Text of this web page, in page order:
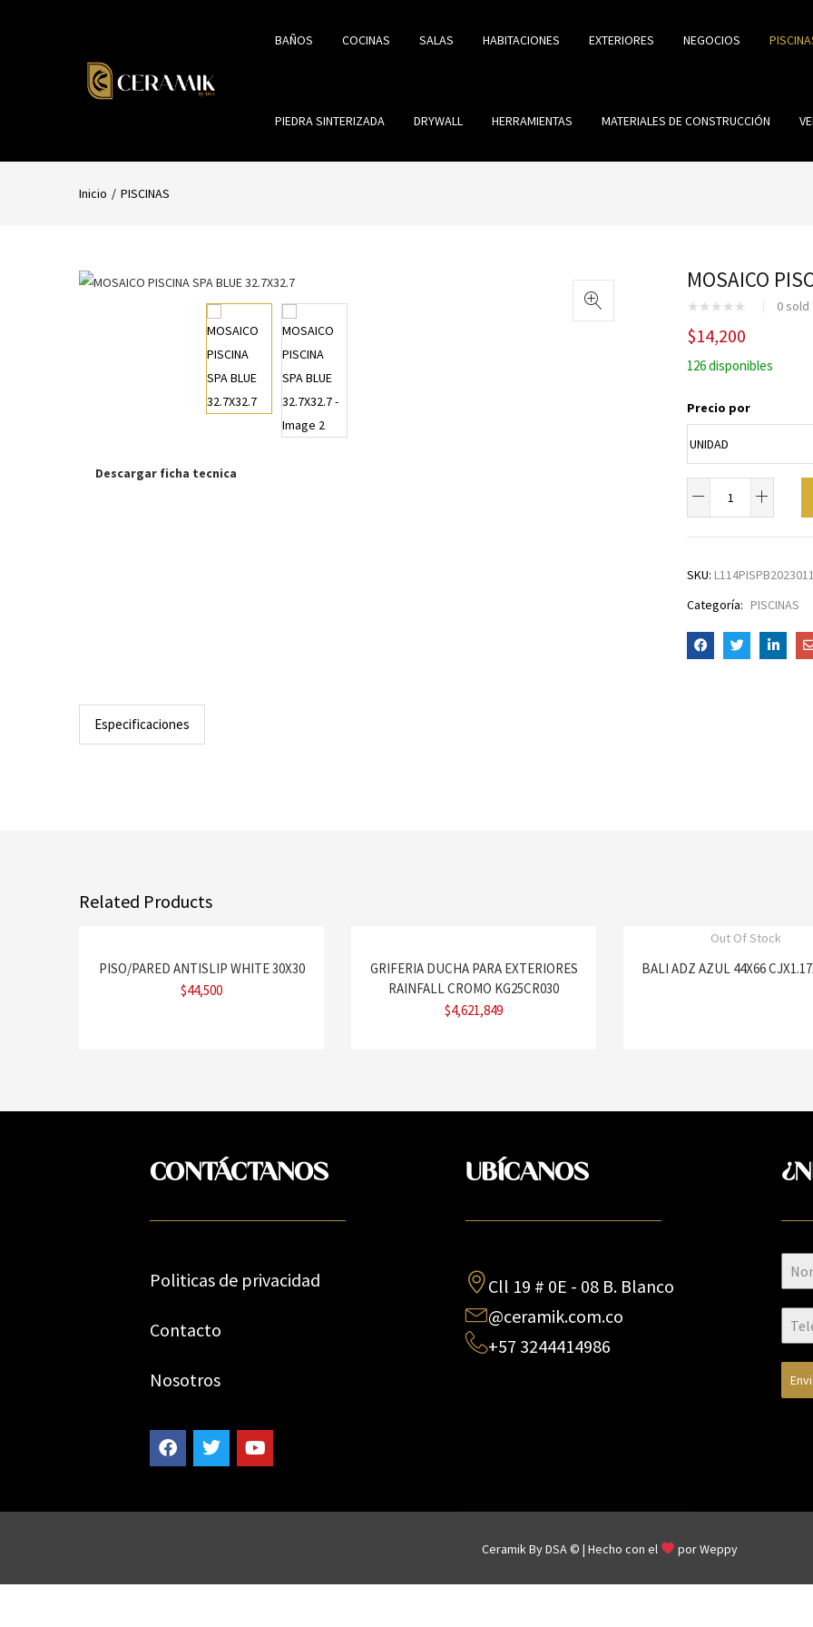
BAÑOS COCINAS SALAS HABITACIONES EXTERIORES NEGOCIOS
PIEDRA SINTERIZADA DRYWALL HERRAMIENTAS MATERIALES DE CONSTRUCCIÓN
Inicio PISCINAS
Descargar ficha tecnica
MOSAICO
0 sold
$14,200
126 disponibles
Precio por
SKU:
Categoría: PISCINAS
Especificaciones
Related Products
PISO/PARED ANTISLIP WHITE 30X30
$44,500
GRIFERIA DUCHA PARA EXTERIORES
RAINFALL CROMO KG25CR030
$4,621,849
Out Of Stock
BALI ADZ AZUL 44X66
CONTÁCTANOS
Politicas de privacidad
Contacto
Nosotros
UBÍCANOS
Cll 19 # 0E - 08 B. Blanco
@ceramik.com.co
+57 3244414986
Ceramik By DSA © | Hecho con el porWeppy